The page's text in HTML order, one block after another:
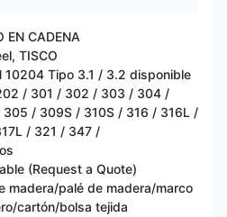
EN CADENA
TISCO
10204 Tipo 3.1 / 3.2 disponible
/ 301 / 302 / 303 / 304 /
305 / 309S / 310S / 316 / 316L /
/ 321 / 347 /
(Request a Quote)
madera/palé de madera/marco
cartón/bolsa tejida